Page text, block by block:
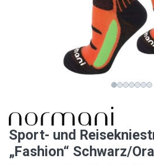
Sport- und
„Fashion“ Schwarz/